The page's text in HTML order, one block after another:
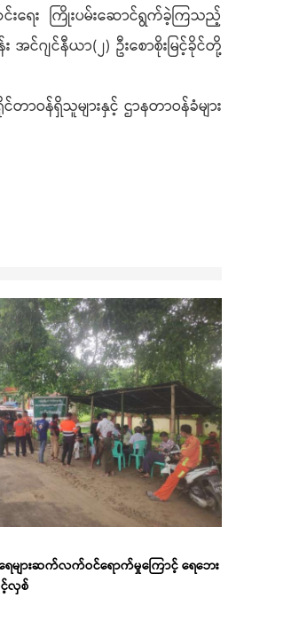
းရေး ကြိုးပမ်းဆောင်ရွက်ခဲ့ကြသည့်
င်ဂျင်နီယာ(၂) ဦးစောစိုးမြင့်ခိုင်တို့
ာဝန်ရှိသူများနှင့် ဌာနတာဝန်ခံများ
ရေများဆက်လက်ဝင်ရောက်မှုကြောင့် ရေဘေး
င့်လှစ်